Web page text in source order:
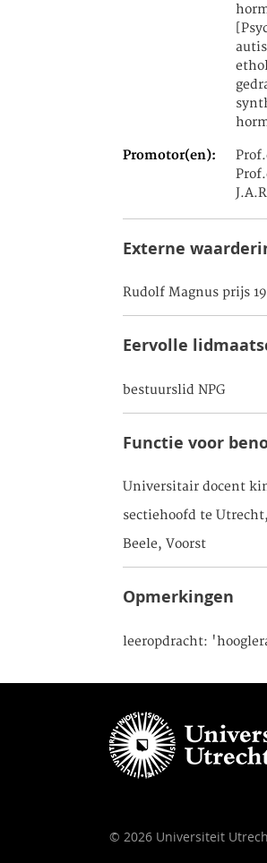
Promotor(en)
Externe
Rudolf Magnus prijs
Eervolle
bestuurslid NPG
Functie voor
Universitair docent
sectiehoofd te
Beele, Voorst
Opmerkingen
leeropdracht:
© 2026 Universiteit